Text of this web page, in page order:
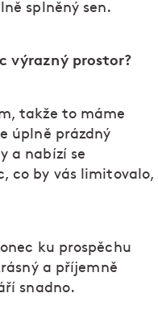
splněný sen.
výrazný prostor?
takže to máme
úplně prázdný
a nabízí se
co by vás limitovalo,
ku prospěchu
a příjemně
snadno.